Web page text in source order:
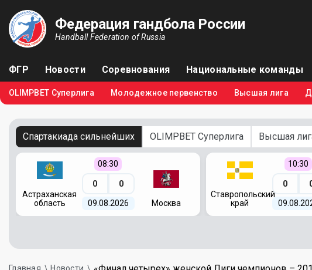
Федерация гандбола России
Handball Federation of Russia
ФГР Новости Соревнования Национальные команды
OLIMPBET Суперлига Молодежное первенство Высшая лига
Спартакиада сильнейших OLIMPBET Суперлига Высшая
Астраханская
область
08:30
0 0
09.08.2026 Москва
Ставропольский
край
10:30
0